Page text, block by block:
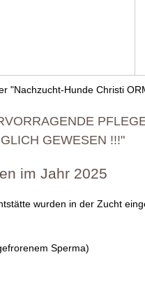
"Nachzucht-Hunde Christi
GEWESEN !!!"
im Jahr 2025
wurden in der Zucht
Sperma)